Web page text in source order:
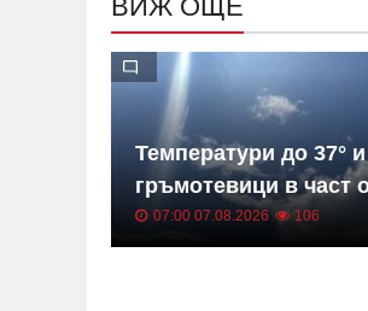
ВИЖ ОЩЕ
Температури до 37°
гръмотевици в част
07:00 07.08.2026 106